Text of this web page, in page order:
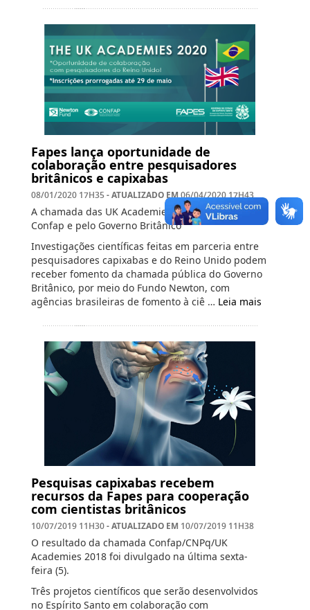
Fapes lança oportunidade de
colaboração entre pesquisadores
britânicos e capixabas
08/01/2020 17H35- ATUALIZADO EM 06/04/2020 17H43
A chamada das UK Academies foi lançada pelo
Confap e pelo Governo Britânico
Investigações científicas feitas em parceria entre
pesquisadores capixabas e do Reino Unido podem
receber fomento da chamada pública do Governo
Britânico, por meio do Fundo Newton, com
agências brasileiras de fomento à ciê … Leia mais
Pesquisas capixabas recebem
recursos da Fapes para cooperação
com cientistas britânicos
10/07/2019 11H30- ATUALIZADO EM 10/07/2019 11H38
O resultado da chamada Confap/CNPq/UK
Academies 2018 foi divulgado na última sexta-
feira (5).
Três projetos científicos que serão desenvolvidos
no Espírito Santo em colaboração com